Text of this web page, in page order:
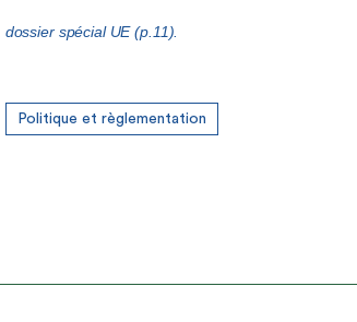
dossier spécial UE (p.11).
Politique et règlementation